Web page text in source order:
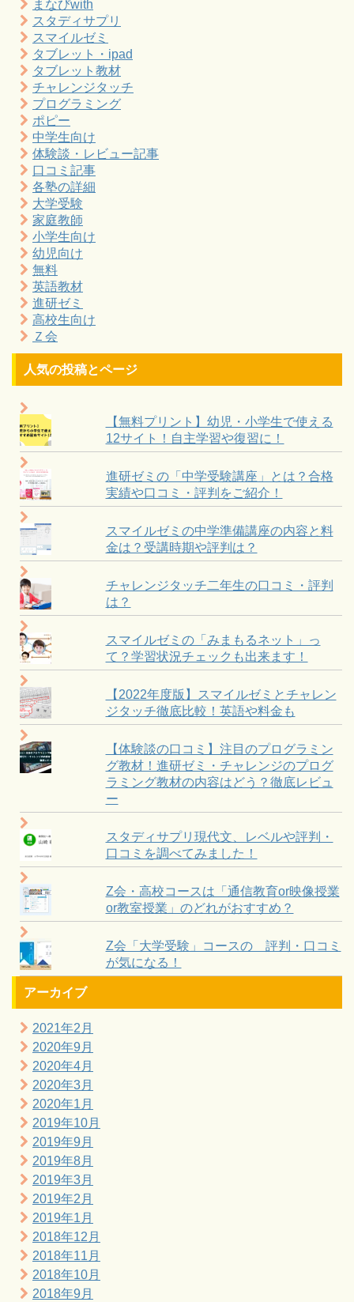
まなびwith
スタディサプリ
スマイルゼミ
タブレット・ipad
タブレット教材
チャレンジタッチ
プログラミング
ポピー
中学生向け
体験談・レビュー記事
口コミ記事
各塾の詳細
大学受験
家庭教師
小学生向け
幼児向け
無料
英語教材
進研ゼミ
高校生向け
Ｚ会
人気の投稿とページ
【無料プリント】幼児・小学生で使える
12サイト！自主学習や復習に！
進研ゼミの「中学受験講座」とは？合格
実績や口コミ・評判をご紹介！
スマイルゼミの中学準備講座の内容と料
金は？受講時期や評判は？
チャレンジタッチ二年生の口コミ・評判
は？
スマイルゼミの「みまもるネット」っ
て？学習状況チェックも出来ます！
【2022年度版】スマイルゼミとチャレン
ジタッチ徹底比較！英語や料金も
【体験談の口コミ】注目のプログラミン
グ教材！進研ゼミ・チャレンジのプログ
ラミング教材の内容はどう？徹底レビュ
ー
スタディサプリ現代文、レベルや評判・
口コミを調べてみました！
Z会・高校コースは「通信教育or映像授業
or教室授業」のどれがおすすめ？
Z会「大学受験」コースの 評判・口コミ
が気になる！
アーカイブ
2021年2月
2020年9月
2020年4月
2020年3月
2020年1月
2019年10月
2019年9月
2019年8月
2019年3月
2019年2月
2019年1月
2018年12月
2018年11月
2018年10月
2018年9月